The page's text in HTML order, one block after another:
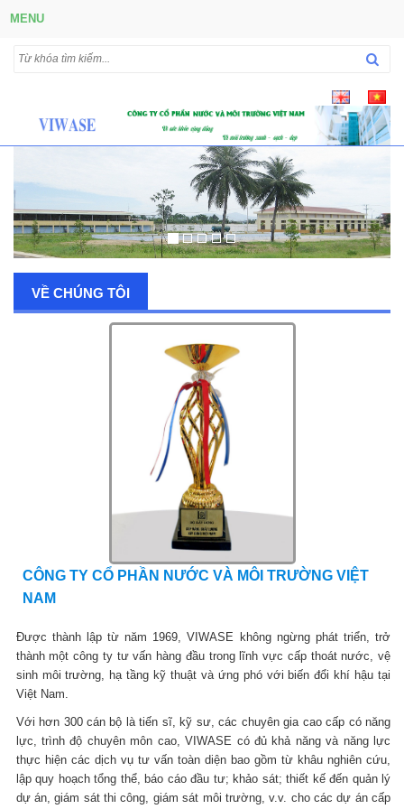
MENU
VỀ CHÚNG TÔI
CÔNG TY CỔ PHẦN NƯỚC VÀ MÔI TRƯỜNG VIỆT
NAM
Được thành lập từ năm 1969, VIWASE không ngừng phát triển, trở
thành một công ty tư vấn hàng đầu trong lĩnh vực cấp thoát nước, vệ
sinh môi trường, hạ tầng kỹ thuật và ứng phó với biến đổi khí hậu tại
Việt Nam.
Với hơn 300 cán bộ là tiến sĩ, kỹ sư, các chuyên gia cao cấp có năng
lực, trình độ chuyên môn cao, VIWASE có đủ khả năng và năng lực
thực hiện các dịch vụ tư vấn toàn diện bao gồm từ khâu nghiên cứu,
lập quy hoạch tổng thể, báo cáo đầu tư; khảo sát; thiết kế đến quản lý
dự án, giám sát thi công, giám sát môi trường, v.v. cho các dự án cấp